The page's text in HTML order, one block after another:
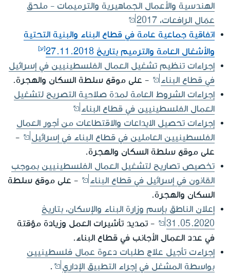
الهندسية والأعمال الجماهيرية والترميمات - ملحق
عمّال الرافعات، 2017
اتفاقية جماعية عامة في قطاع البناء والبنية التحتية
والأشغال العامة والترميم بتاريخ 27.11.2018
إجراءات تنظيم تشغيل العمال الفلسطينيين في إسرائيل
في قطاع البناء
- على موقع سلطة السكان والهجرة.
إجراءات الشروط العامة لمدة صلاحية التصريح لتشغيل
العمال الفلسطينيين في قطاع البناء
إجراءات تحصيل الايداعات والاقتطاعات من أجور العمال
الفلسطينيين العاملين في قطاع البناء في إسرائيل
-
على موقع سلطة السكان والهجرة.
تخصيص تصاريح لتشغيل العمال الفلسطينيين بموجب
القانون في إسرائيل في قطاع البناء
- على موقع سلطة
السكان والهجرة.
إعلان الناطق بإسم وزارة البناء والإسكان، بتاريخ
31.05.2020
- تمديد تأشيرات العمل وزيادة مؤقتة
في عدد العمال الأجانب في قطاع البناء.
إجراءت تأجيل علاج طلبات دعوة عمال فلسطينيين
بواسطة المشغل في إجراء التطبيق الإداري
.